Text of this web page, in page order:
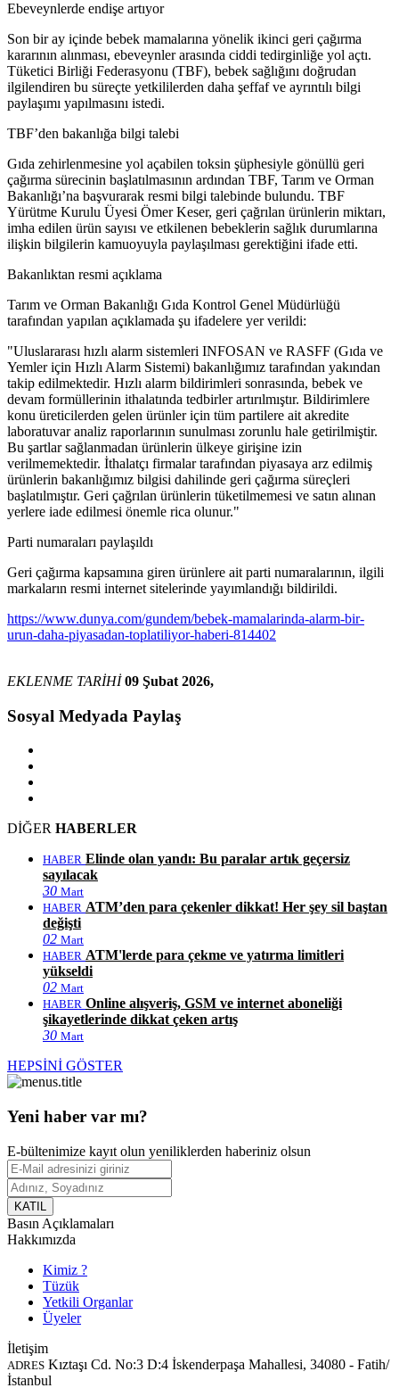
Ebeveynlerde endişe artıyor
Son bir ay içinde bebek mamalarına yönelik ikinci geri çağırma
kararının alınması, ebeveynler arasında ciddi tedirginliğe yol açtı.
Tüketici Birliği Federasyonu (TBF), bebek sağlığını doğrudan
ilgilendiren bu süreçte yetkililerden daha şeffaf ve ayrıntılı bilgi
paylaşımı yapılmasını istedi.
TBF’den bakanlığa bilgi talebi
Gıda zehirlenmesine yol açabilen toksin şüphesiyle gönüllü geri
çağırma sürecinin başlatılmasının ardından TBF, Tarım ve Orman
Bakanlığı’na başvurarak resmi bilgi talebinde bulundu. TBF
Yürütme Kurulu Üyesi Ömer Keser, geri çağrılan ürünlerin miktarı,
imha edilen ürün sayısı ve etkilenen bebeklerin sağlık durumlarına
ilişkin bilgilerin kamuoyuyla paylaşılması gerektiğini ifade etti.
Bakanlıktan resmi açıklama
Tarım ve Orman Bakanlığı Gıda Kontrol Genel Müdürlüğü
tarafından yapılan açıklamada şu ifadelere yer verildi:
"Uluslararası hızlı alarm sistemleri INFOSAN ve RASFF (Gıda ve
Yemler için Hızlı Alarm Sistemi) bakanlığımız tarafından yakından
takip edilmektedir. Hızlı alarm bildirimleri sonrasında, bebek ve
devam formüllerinin ithalatında tedbirler artırılmıştır. Bildirimlere
konu üreticilerden gelen ürünler için tüm partilere ait akredite
laboratuvar analiz raporlarının sunulması zorunlu hale getirilmiştir.
Bu şartlar sağlanmadan ürünlerin ülkeye girişine izin
verilmemektedir. İthalatçı firmalar tarafından piyasaya arz edilmiş
ürünlerin bakanlığımız bilgisi dahilinde geri çağırma süreçleri
başlatılmıştır. Geri çağrılan ürünlerin tüketilmemesi ve satın alınan
yerlere iade edilmesi önemle rica olunur."
Parti numaraları paylaşıldı
Geri çağırma kapsamına giren ürünlere ait parti numaralarının, ilgili
markaların resmi internet sitelerinde yayımlandığı bildirildi.
https://www.dunya.com/gundem/bebek-mamalarinda-alarm-bir-
urun-daha-piyasadan-toplatiliyor-haberi-814402
EKLENME TARİHİ 09 Şubat 2026,
Sosyal Medyada Paylaş
DİĞER HABERLER
HABER Elinde olan yandı: Bu paralar artık geçersiz
sayılacak
30 Mart
HABER ATM’den para çekenler dikkat! Her şey sil baştan
değişti
02 Mart
HABER ATM'lerde para çekme ve yatırma limitleri
yükseldi
02 Mart
HABER Online alışveriş, GSM ve internet aboneliği
şikayetlerinde dikkat çeken artış
30 Mart
HEPSİNİ GÖSTER
Yeni haber var mı?
E-bültenimize kayıt olun yeniliklerden haberiniz olsun
KATIL
Basın Açıklamaları
Hakkımızda
Kimiz ?
Tüzük
Yetkili Organlar
Üyeler
İletişim
ADRES Kıztaşı Cd. No:3 D:4 İskenderpaşa Mahallesi, 34080 - Fatih/
İstanbul